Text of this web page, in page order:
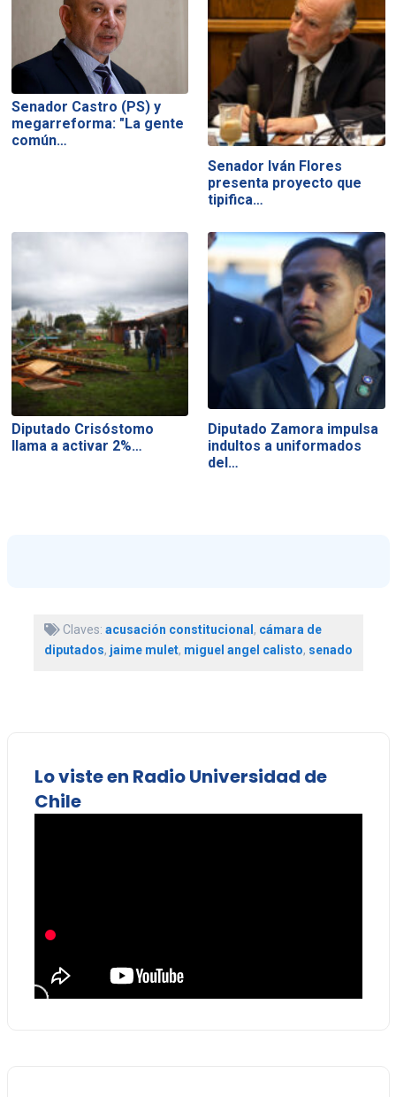
Senador Castro (PS) y
megarreforma: "La gente
común…
Senador Iván Flores
presenta proyecto que
tipifica…
Diputado Crisóstomo
llama a activar 2%…
Diputado Zamora impulsa
indultos a uniformados
del…
Claves: acusación constitucional , cámara de
diputados, jaime mulet, miguel angel calisto, senado
Lo viste en Radio Universidad de
Chile